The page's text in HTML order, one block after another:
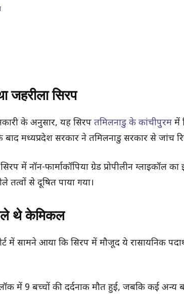
जहरीला सिरप
के अनुसार, यह सिरप तमिलनाडु के कांचीपुरम में
मध्यप्रदेश सरकार ने तमिलनाडु सरकार से जांच
में नॉन-फार्माकॉपिया ग्रेड प्रोपीलीन ग्लाइकॉल
से दूषित पाया गया।
थे केमिकल
में सामने आया कि सिरप में मौजूद ये रासायनिक
में 9 बच्चों की दर्दनाक मौत हुई, जबकि कई